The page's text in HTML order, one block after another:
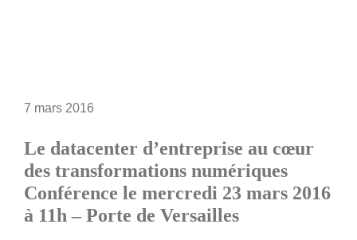
7 mars 2016
Le datacenter d’entreprise au cœur
des transformations numériques
Conférence le mercredi 23 mars 2016
à 11h – Porte de Versailles